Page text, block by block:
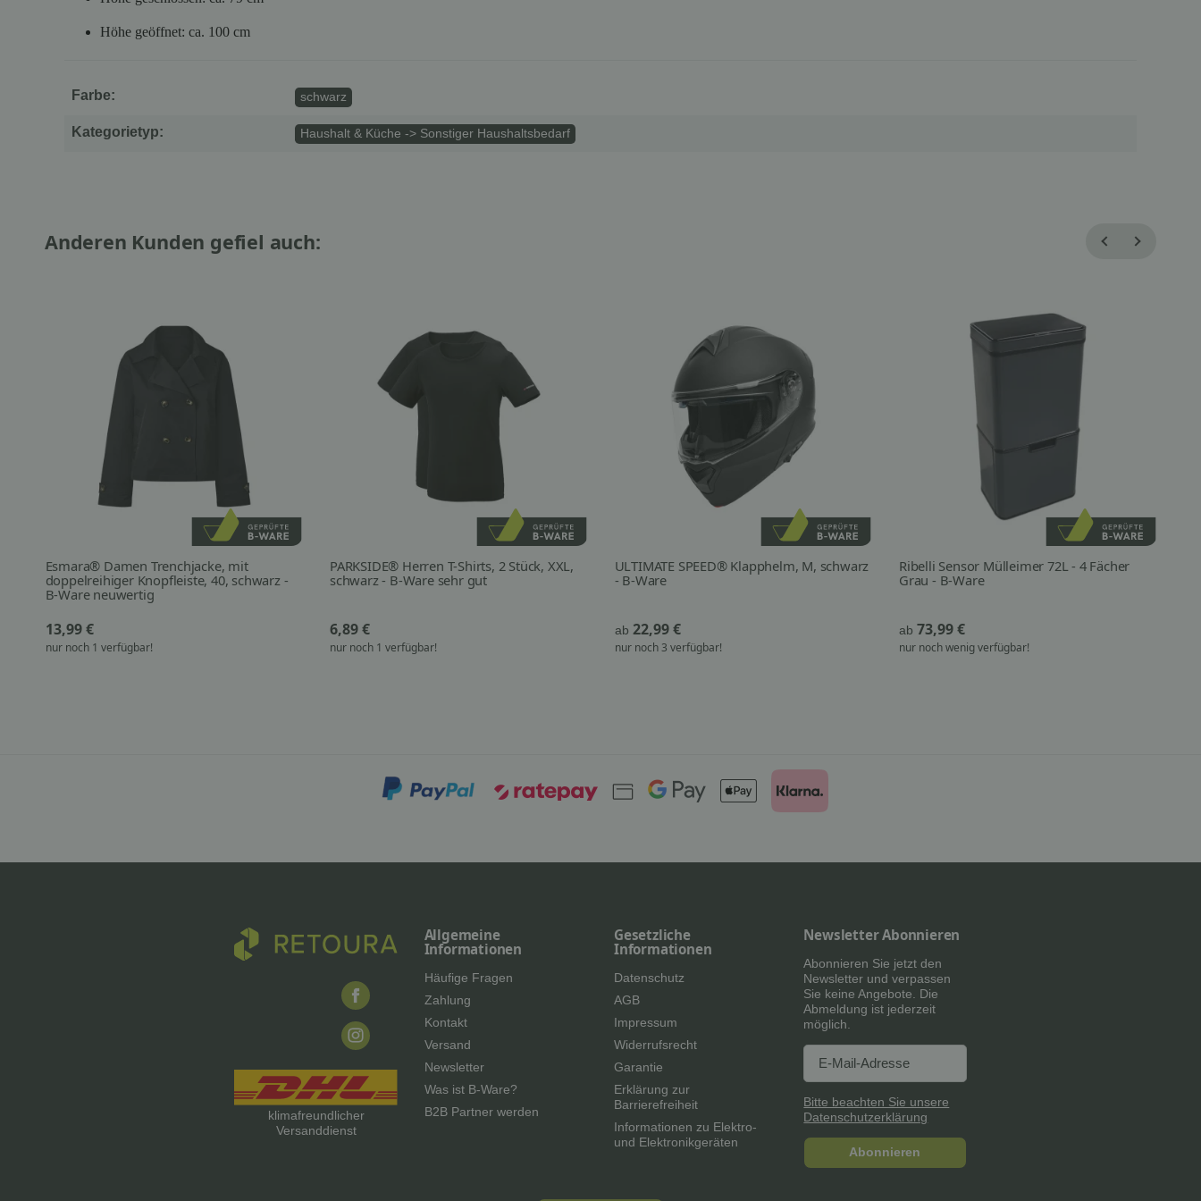
Höhe geöffnet: ca. 100 cm
Farbe: schwarz
Kategorietyp: Haushalt & Küche -> Sonstiger Haushaltsbedarf
Anderen Kunden gefiel auch:
Esmara® Damen Trenchjacke, mit
doppelreihiger Knopfleiste, 40, schwarz -
B-Ware neuwertig
13,99 €
nur noch 1 verfügbar!
PARKSIDE® Herren T-Shirts, 2 Stück, XXL,
schwarz - B-Ware sehr gut
6,89 €
nur noch 1 verfügbar!
ULTIMATE SPEED® Klapphelm, M, schwarz
- B-Ware
ab 22,99 €
nur noch 3 verfügbar!
Ribelli Sensor Mülleimer 72L - 4 Fächer
Grau - B-Ware
ab 73,99 €
nur noch wenig verfügbar!
klimafreundlicher
Versanddienst
Allgemeine
Informationen
Häufige Fragen
Zahlung
Kontakt
Versand
Newsletter
Was ist B-Ware?
B2B Partner werden
Gesetzliche
Informationen
Datenschutz
AGB
Impressum
Widerrufsrecht
Garantie
Erklärung zur
Barrierefreiheit
Informationen zu Elektro-
und Elektronikgeräten
Newsletter Abonnieren
Abonnieren Sie jetzt den
Newsletter und verpassen
Sie keine Angebote. Die
Abmeldung ist jederzeit
möglich.
Newsletter Abonnieren
Newsletter Abonnieren
Bitte beachten Sie unsere
Datenschutzerklärung
Abonnieren